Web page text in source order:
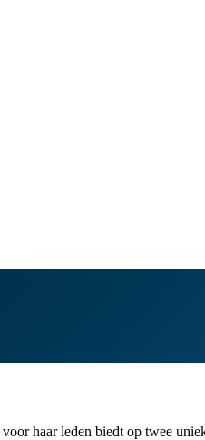
haar leden biedt op twee